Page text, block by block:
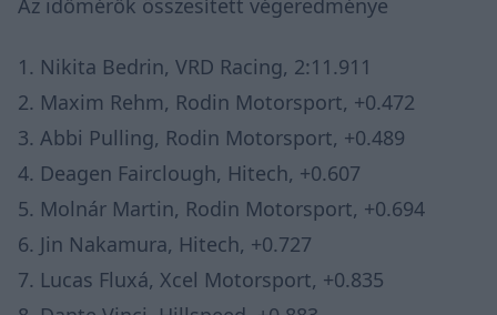
Az időmérők összesített végeredménye
1. Nikita Bedrin, VRD Racing, 2:11.911
2. Maxim Rehm, Rodin Motorsport, +0.472
3. Abbi Pulling, Rodin Motorsport, +0.489
4. Deagen Fairclough, Hitech, +0.607
5. Molnár Martin, Rodin Motorsport, +0.694
6. Jin Nakamura, Hitech, +0.727
7. Lucas Fluxá, Xcel Motorsport, +0.835